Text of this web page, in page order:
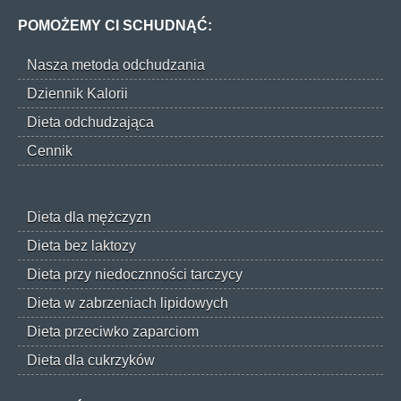
poprzez cotygodniowy wywiad dietetyczny
POMOŻEMY CI SCHUDNĄĆ:
Nasza metoda odchudzania
Dziennik Kalorii
Dieta odchudzająca
Cennik
Dieta dla mężczyzn
Dieta bez laktozy
Dieta przy niedocznności tarczycy
Dieta w zabrzeniach lipidowych
Dieta przeciwko zaparciom
Dieta dla cukrzyków